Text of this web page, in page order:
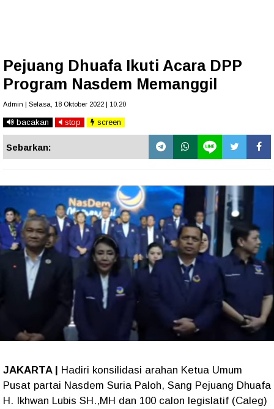
Pejuang Dhuafa Ikuti Acara DPP
Program Nasdem Memanggil
Admin | Selasa, 18 Oktober 2022 | 10.20
bacakan stop screen
Sebarkan:
JAKARTA | Hadiri konsilidasi arahan Ketua Umum
Pusat partai Nasdem Suria Paloh, Sang Pejuang Dhuafa
H. Ikhwan Lubis SH.,MH dan 100 calon legislatif (Caleg)